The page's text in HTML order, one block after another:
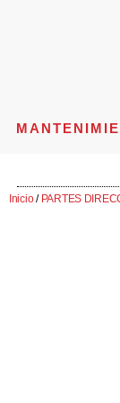
Inicio/ PARTES